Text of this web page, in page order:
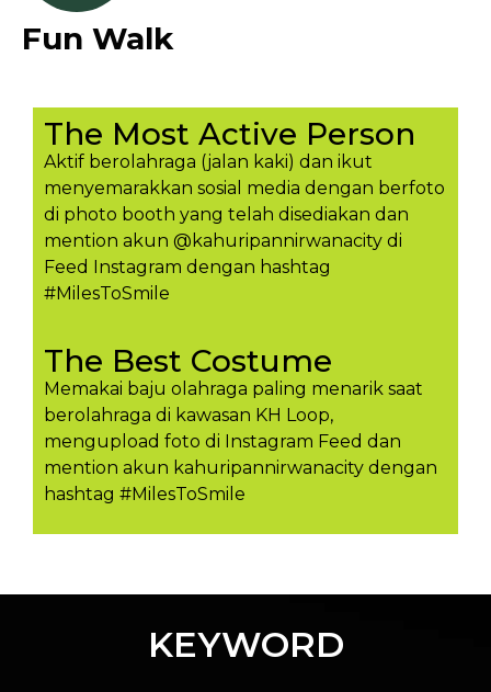
Fun Walk
The Most Active Person
Aktif berolahraga (jalan kaki) dan ikut
menyemarakkan sosial media dengan berfoto
di photo booth yang telah disediakan dan
mention akun @kahuripannirwanacity di
Feed Instagram dengan hashtag
#MilesToSmile
The Best Costume
Memakai baju olahraga paling menarik saat
berolahraga di kawasan KH Loop,
mengupload foto di Instagram Feed dan
mention akun kahuripannirwanacity dengan
hashtag #MilesToSmil​e
KEYWORD